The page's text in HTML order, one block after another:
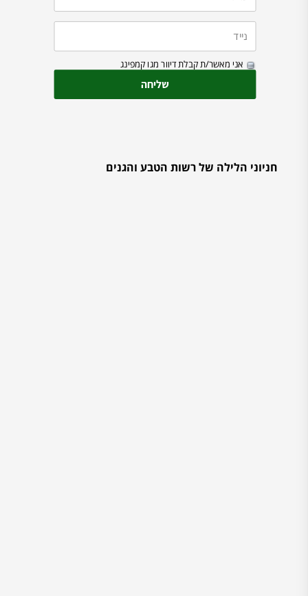
אני מאשר/ת קבלת דיוור מגו קמפינג
חניוני הלילה של רשות הטבע והגנים